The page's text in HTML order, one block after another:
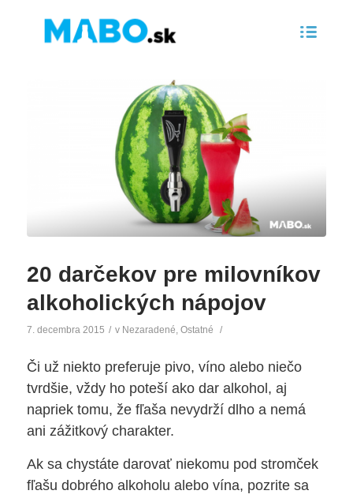
20 darčekov pre milovníkov
alkoholických nápojov
7. decembra 2015 / v Nezaradené Ostatné /
Či už niekto preferuje pivo, víno alebo niečo
tvrdšie, vždy ho poteší ako dar alkohol, aj
napriek tomu, že fľaša nevydrží dlho a nemá
ani zážitkový charakter.
Ak sa chystáte darovať niekomu pod stromček
fľašu dobrého alkoholu alebo vína, pozrite sa